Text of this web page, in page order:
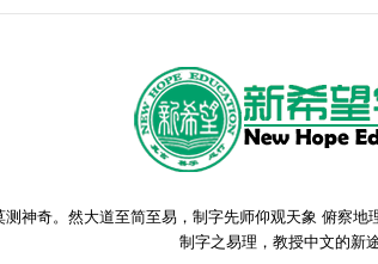
神奇。然大道至简至易，制字先师仰观天象 俯察
制字之易理，教授中文的新途